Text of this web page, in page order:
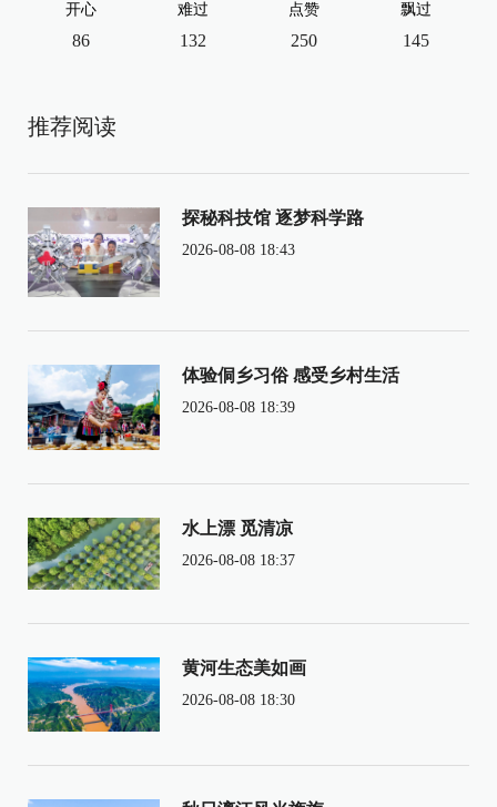
开心
86
难过
132
点赞
250
飘过
145
推荐阅读
探秘科技馆 逐梦科学路
2026-08-08 18:43
体验侗乡习俗 感受乡村生活
2026-08-08 18:39
水上漂 觅清凉
2026-08-08 18:37
黄河生态美如画
2026-08-08 18:30